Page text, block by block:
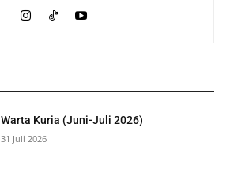
Warta Kuria (Juni-Juli 2026)